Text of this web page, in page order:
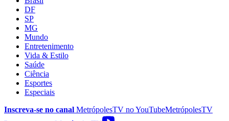
DF
SP
MG
Mundo
Entretenimento
Vida & Estilo
Saúde
Ciência
Esportes
Especiais
Inscreva-se no canal MetrópolesTV noYouTubeMetrópolesTV